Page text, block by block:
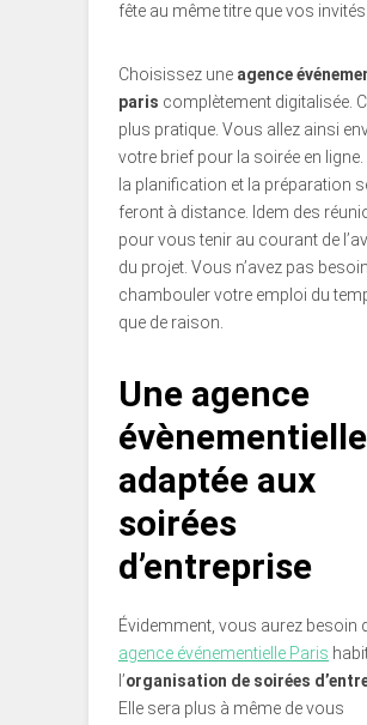
fête au même titre que vos invités.
Choisissez une agence
paris complètement digitalisée.
plus pratique. Vous allez ainsi
votre brief pour la soirée en
la planification et la préparation
feront à distance. Idem des
pour vous tenir au courant de
du projet. Vous n’avez pas
chambouler votre emploi du
que de raison.
Une agence
évènementielle
adaptée aux
soirées
d’entreprise
Évidemment, vous aurez besoin
agence événementielle Paris
l’organisation de soirées
Elle sera plus à même de vous